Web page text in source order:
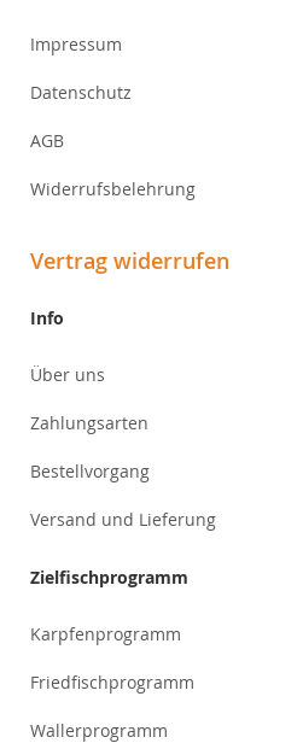
Impressum
Datenschutz
AGB
Widerrufsbelehrung
Vertrag widerrufen
Info
Über uns
Zahlungsarten
Bestellvorgang
Versand und Lieferung
Zielfischprogramm
Karpfenprogramm
Friedfischprogramm
Wallerprogramm